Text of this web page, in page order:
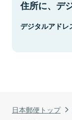
日本郵便トップ
住所に、デ
デジタルアドレ